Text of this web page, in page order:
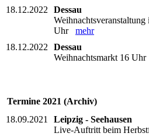
18.12.2022
Dessau
Weihnachtsveranstaltung
Uhr mehr
18.12.2022
Dessau
Weihnachtsmarkt 16 Uhr
Termine 2021 (Archiv)
18.09.2021
Leipzig - Seehausen
Live-Auftritt beim